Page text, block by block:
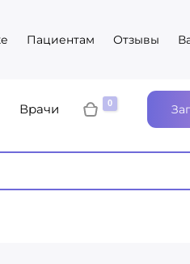
Пациентам Отзывы
Врачи